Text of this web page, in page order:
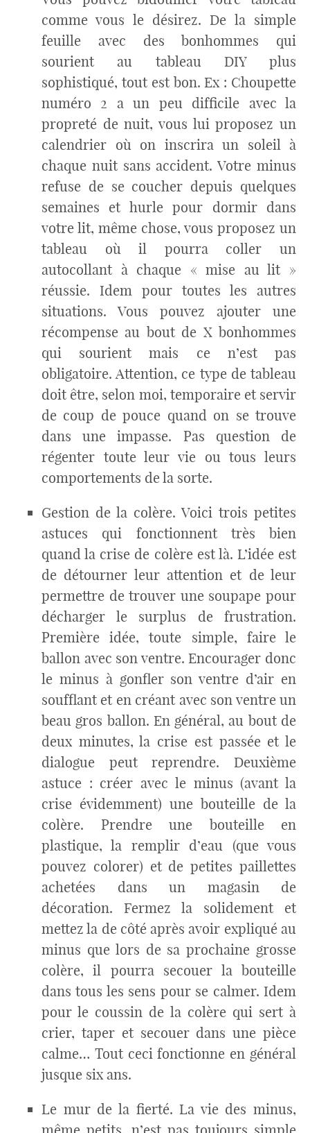
comme vous le désirez. De la simple
feuille avec des bonhommes qui
sourient au tableau DIY plus
sophistiqué, tout est bon. Ex : Choupette
numéro 2 a un peu difficile avec la
propreté de nuit, vous lui proposez un
calendrier où on inscrira un soleil à
chaque nuit sans accident. Votre minus
refuse de se coucher depuis quelques
semaines et hurle pour dormir dans
votre lit, même chose, vous proposez un
tableau où il pourra coller un
autocollant à chaque « mise au lit »
réussie. Idem pour toutes les autres
situations. Vous pouvez ajouter une
récompense au bout de X bonhommes
qui sourient mais ce n’est pas
obligatoire. Attention, ce type de tableau
doit être, selon moi, temporaire et servir
de coup de pouce quand on se trouve
dans une impasse. Pas question de
régenter toute leur vie ou tous leurs
comportements de la sorte.
Gestion de la colère. Voici trois petites
astuces qui fonctionnent très bien
quand la crise de colère est là. L’idée est
de détourner leur attention et de leur
permettre de trouver une soupape pour
décharger le surplus de frustration.
Première idée, toute simple, faire le
ballon avec son ventre. Encourager donc
le minus à gonfler son ventre d’air en
soufflant et en créant avec son ventre un
beau gros ballon. En général, au bout de
deux minutes, la crise est passée et le
dialogue peut reprendre. Deuxième
astuce : créer avec le minus (avant la
crise évidemment) une bouteille de la
colère. Prendre une bouteille en
plastique, la remplir d’eau (que vous
pouvez colorer) et de petites paillettes
achetées dans un magasin de
décoration. Fermez la solidement et
mettez la de côté après avoir expliqué au
minus que lors de sa prochaine grosse
colère, il pourra secouer la bouteille
dans tous les sens pour se calmer. Idem
pour le coussin de la colère qui sert à
crier, taper et secouer dans une pièce
calme… Tout ceci fonctionne en général
jusque six ans.
Le mur de la fierté. La vie des minus,